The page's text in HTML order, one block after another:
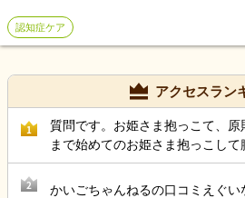
いたことはありますが、知的障碍者とな
認知症ケア
アクセスラン
1
質問です。お姫さま抱っこて、原
まで始めてのお姫さま抱っこして
診して、薬もらい、リハビリして
2 かいごちゃんねるの口コミえぐい